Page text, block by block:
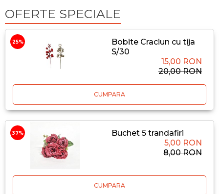
OFERTE SPECIALE
25%
Bobite Craciun cu tija
S/30
15,00 RON
20,00 RON
CUMPARA
37%
Buchet 5 trandafiri
5,00 RON
8,00 RON
CUMPARA